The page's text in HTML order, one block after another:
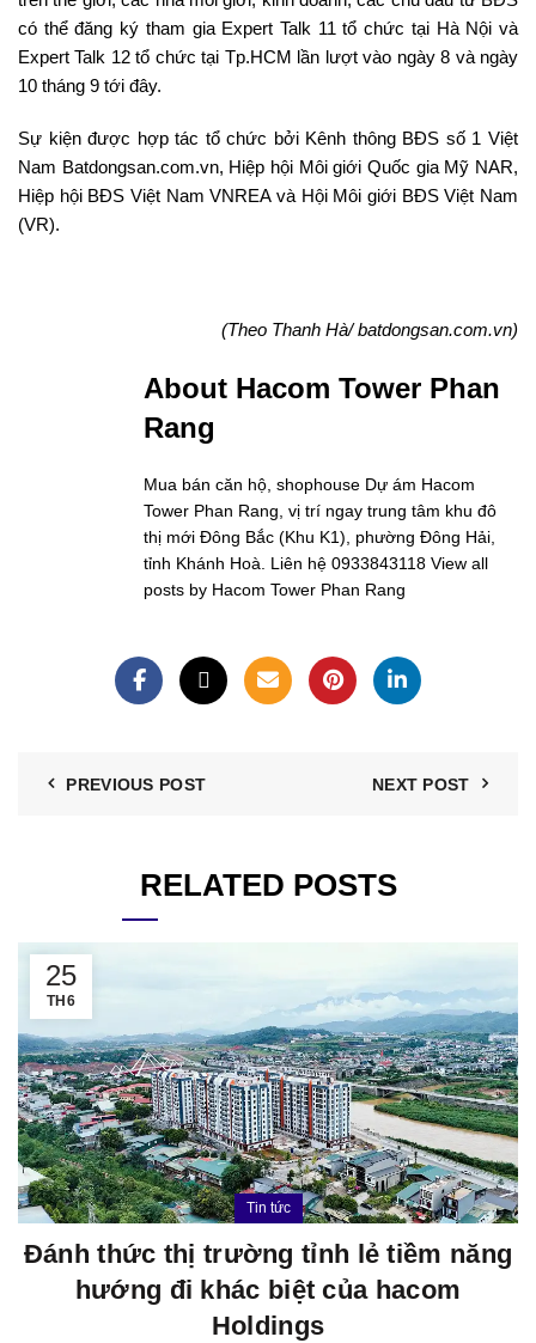
có thể đăng ký tham gia Expert Talk 11 tổ chức tại Hà Nội và
Expert Talk 12 tổ chức tại Tp.HCM lần lượt vào ngày 8 và ngày
10 tháng 9 tới đây.
Sự kiện được hợp tác tổ chức bởi Kênh thông BĐS số 1 Việt
Nam Batdongsan.com.vn, Hiệp hội Môi giới Quốc gia Mỹ NAR,
Hiệp hội BĐS Việt Nam VNREA và Hội Môi giới BĐS Việt Nam
(VR).
(Theo Thanh Hà/ batdongsan.com.vn)
About Hacom Tower Phan
Rang
Mua bán căn hộ, shophouse Dự ám Hacom
Tower Phan Rang, vị trí ngay trung tâm khu đô
thị mới Đông Bắc (Khu K1), phường Đông Hải,
tỉnh Khánh Hoà. Liên hệ 0933843118 View all
posts by Hacom Tower Phan Rang
PREVIOUS POST NEXT POST
RELATED POSTS
25
TH6
Tin tức
Đánh thức thị trường tỉnh lẻ tiềm năng
hướng đi khác biệt của hacom
Holdings